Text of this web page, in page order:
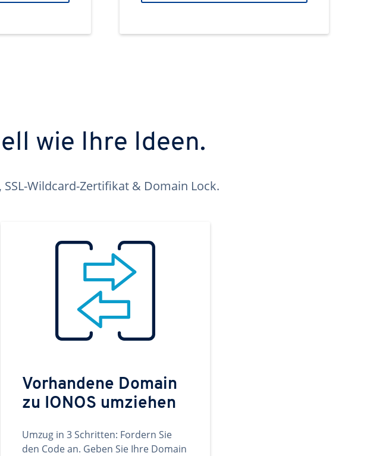
wie Ihre Ideen.
Wildcard-Zertifikat & Domain Lock.
Vorhandene Domain
zu IONOS umziehen
Umzug in 3 Schritten: Fordern Sie
den Code an. Geben Sie Ihre Domain